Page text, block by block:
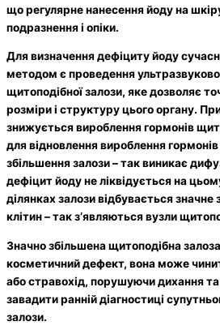
що регулярне нанесення йоду на
подразнення і опіки.
Для визначення дефіциту йоду
методом є проведення
щитоподібної залози, яке дозволяє
розміри і структуру цього органу.
знижується вироблення гормонів
для відновлення вироблення
збільшення залози – так виникає
дефіцит йоду не ліквідується на
ділянках залози відбувається значне
клітин – так з’являються вузли
Значно збільшена щитоподібна
косметичний дефект, вона може
або стравохід, порушуючи дихання
завадити ранній діагностиці
залози.